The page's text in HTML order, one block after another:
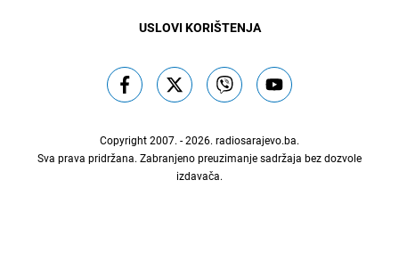
USLOVI KORIŠTENJA
Copyright 2007. - 2026. radiosarajevo.ba.
Sva prava pridržana. Zabranjeno preuzimanje sadržaja bez dozvole
izdavača.